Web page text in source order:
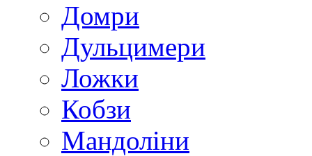
Домри
Дульцимери
Ложки
Кобзи
Мандоліни